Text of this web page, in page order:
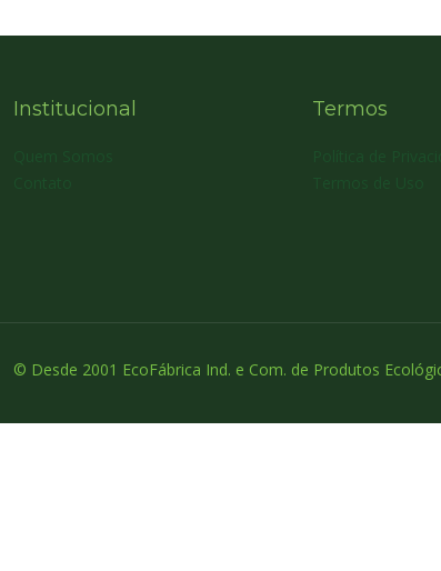
Institucional Termos
© Desde 2001 EcoFábrica Ind. e Com. de Produtos